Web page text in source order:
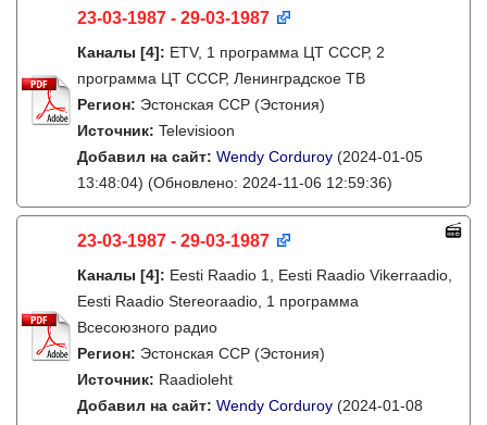
23-03-1987 - 29-03-1987
Каналы [4]: ETV, 1 программа ЦТ СССР, 2
программа ЦТ СССР, Ленинградское ТВ
Регион: Эстонская ССР (Эстония)
Источник: Televisioon
Добавил на сайт: Wendy Corduroy (2024-01-05
13:48:04) (Обновлено: 2024-11-06 12:59:36)
23-03-1987 - 29-03-1987
Каналы [4]: Eesti Raadio 1, Eesti Raadio Vikerraadio,
Eesti Raadio Stereoraadio, 1 программа
Всесоюзного радио
Регион: Эстонская ССР (Эстония)
Источник: Raadioleht
Добавил на сайт: Wendy Corduroy (2024-01-08